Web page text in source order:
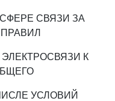
СВЯЗИ ЗА
К
УСЛОВИЙ